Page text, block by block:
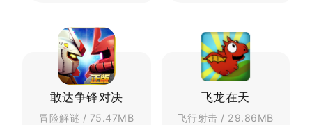
敢达争锋对决
冒险解谜 / 75.47MB
飞龙在天
飞行射击 / 29.86MB